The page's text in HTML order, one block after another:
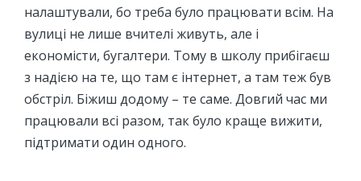
налаштували, бо треба було працювати всім. На
вулиці не лише вчителі живуть, але і
економісти, бугалтери. Тому в школу прибігаєш
з надією на те, що там є інтернет, а там теж був
обстріл. Біжиш додому – те саме. Довгий час ми
працювали всі разом, так було краще вижити,
підтримати один одного.